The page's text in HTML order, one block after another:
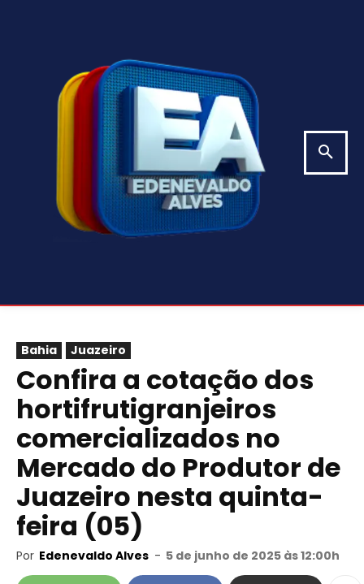
Bahia Juazeiro
Confira a cotação dos
hortifrutigranjeiros
comercializados no
Mercado do Produtor de
Juazeiro nesta quinta-
feira (05)
Por Edenevaldo Alves - 5 de junho de 2025 às 12:00h